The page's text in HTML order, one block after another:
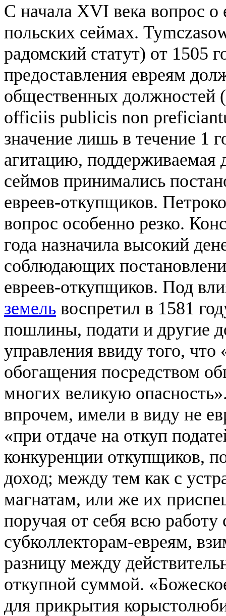
С начала XVI века вопрос о
польских сеймах.
радомский статут) от 1505
предоставления евреям
общественных должностей
officiis publicis non
значение лишь в течение 1
агитацию, поддерживаемая
сеймов принимались
евреев-откупщиков.
вопрос особенно резко.
года назначила высокий
соблюдающих
евреев-откупщиков. Под
земель воспретил в 1581
пошлины, подати и другие
управления ввиду того,
обогащения посредством
многих великую
впрочем, имели в виду не
«при отдаче на откуп
конкуренции откупщиков,
доход; между тем как с
магнатам, или же их
поручая от себя всю работу
субколлекторам-евреям,
разницу между
откупной суммой.
для прикрытия